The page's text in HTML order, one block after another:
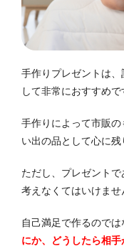
手作りプレゼントは
して非常におすすめで
手作りによって市販
い出の品として心に残
ただし、プレゼント
考えなくてはいけませ
自己満足で作るのでは
にか、どうしたら相